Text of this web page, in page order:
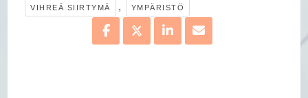
VIHREÄ SIIRTYMÄ , YMPÄRISTÖ